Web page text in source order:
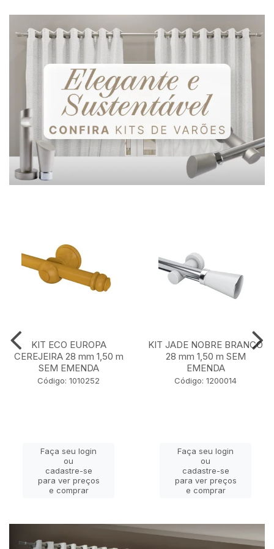
KIT ECO EUROPA
CEREJEIRA 28 mm 1,50 m
SEM EMENDA
Código: 1010252
Faça seu login
ou
cadastre-se
para ver preços
e comprar
KIT JADE NOBRE BRANCO
28 mm 1,50 m SEM
EMENDA
Código: 1200014
Faça seu login
ou
cadastre-se
para ver preços
e comprar